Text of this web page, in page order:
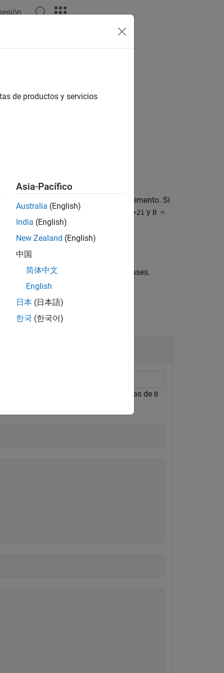
el índice de fila y columna de cada elemento. Si
Por ejemplo, si 1+2i y B =
sobrecarga de operadores para las clases.
, pero las filas de B
de productos y servicios
Asia-Pacífico
Australia (English)
India (English)
New Zealand (English)
中国
简体中文
English
日本 (日本語)
한국 (한국어)